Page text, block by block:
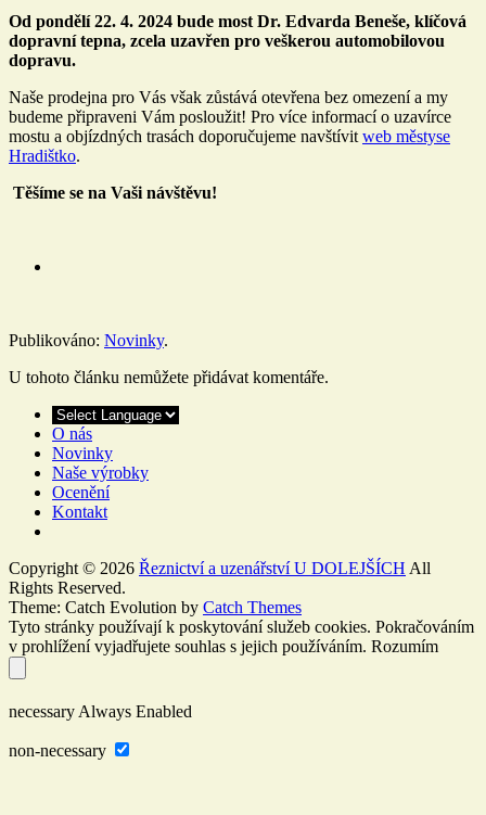
Od pondělí 22. 4. 2024 bude most Dr. Edvarda Beneše, klíčová
dopravní tepna, zcela uzavřen pro veškerou automobilovou
dopravu.
Naše prodejna pro Vás však zůstává otevřena bez omezení a my
budeme připraveni Vám posloužit! Pro více informací o uzavírce
mostu a objízdných trasách doporučujeme navštívit web městyse
Hradištko.
Těšíme se na Vaši návštěvu!
Publikováno: Novinky.
U tohoto článku nemůžete přidávat komentáře.
O nás
Novinky
Naše výrobky
Ocenění
Kontakt
Copyright © 2026 Řeznictví a uzenářství U DOLEJŠÍCH All
Rights Reserved.
Theme: Catch Evolution by Catch Themes
Tyto stránky používají k poskytování služeb cookies. Pokračováním
v prohlížení vyjadřujete souhlas s jejich používáním. Rozumím
necessary Always Enabled
non-necessary